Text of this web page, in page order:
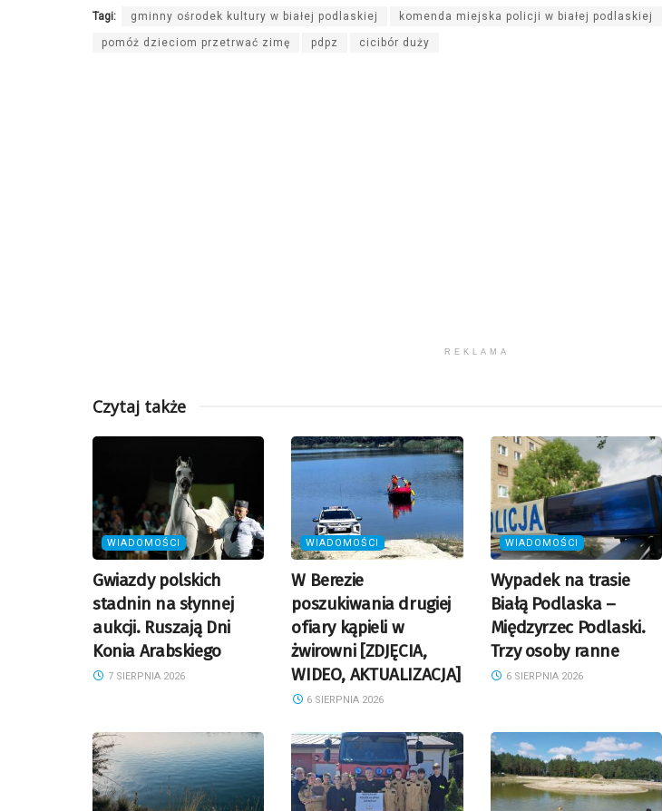
Tagi: gminny ośrodek kultury w białej podlaskiej komenda miejska policji w białej podlaskiej
pomóż dzieciom przetrwać zimę pdpz cicibór duży
REKLAMA
Czytaj także
WIADOMOŚCI
Gwiazdy polskich
stadnin na słynnej
aukcji. Ruszają Dni
Konia Arabskiego
7 SIERPNIA 2026
WIADOMOŚCI
W Berezie
poszukiwania drugiej
ofiary kąpieli w
żwirowni [ZDJĘCIA,
WIDEO, AKTUALIZACJA]
6 SIERPNIA 2026
WIADOMOŚCI
Wypadek na trasie
Białą Podlaska –
Międzyrzec Podlaski.
Trzy osoby ranne
6 SIERPNIA 2026